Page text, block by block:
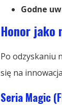
Godne
Honor jako
Po odzyskaniu
się na
Seria Magic